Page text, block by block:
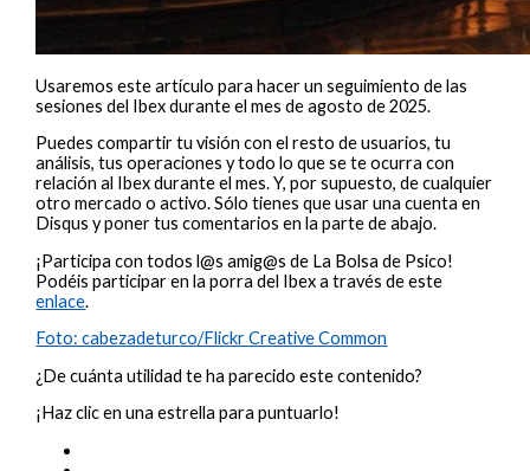
Usaremos este artículo para hacer un seguimiento de las
sesiones del Ibex durante el mes de agosto de 2025.
Puedes compartir tu visión con el resto de usuarios, tu
análisis, tus operaciones y todo lo que se te ocurra con
relación al Ibex durante el mes. Y, por supuesto, de cualquier
otro mercado o activo. Sólo tienes que usar una cuenta en
Disqus y poner tus comentarios en la parte de abajo.
¡Participa con todos l@s amig@s de La Bolsa de Psico!
Podéis participar en la porra del Ibex a través de este
enlace.
Foto: cabezadeturco/Flickr Creative Common
¿De cuánta utilidad te ha parecido este contenido?
¡Haz clic en una estrella para puntuarlo!